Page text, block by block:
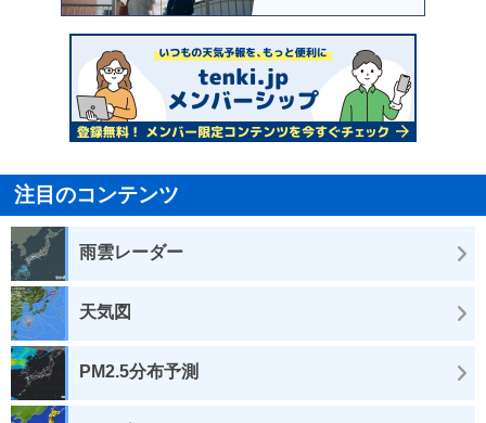
注目のコンテンツ
雨雲レーダー
天気図
PM2.5分布予測